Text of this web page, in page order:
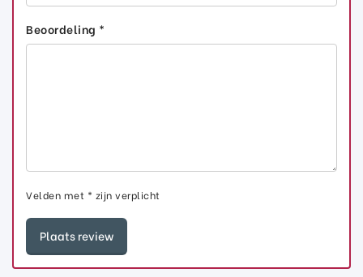
Beoordeling *
Velden met * zijn verplicht